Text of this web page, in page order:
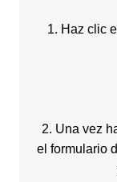
1. Haz clic
2. Una vez
el formulario